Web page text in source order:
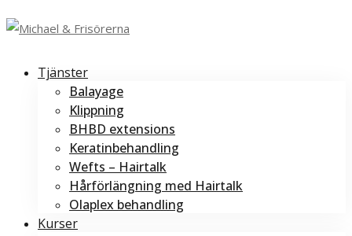
Tjänster
Balayage
Klippning
BHBD extensions
Keratinbehandling
Wefts – Hairtalk
Hårförlängning med Hairtalk
Olaplex behandling
Kurser